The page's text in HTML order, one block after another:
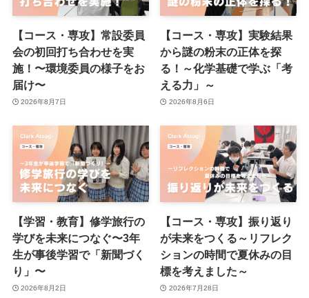
【コース・専攻】常設委員
会の初回打ち合わせを実
施！〜環境委員の様子をお
届け〜
2026年8月7日
【コース・専攻】実験結果
から謎の粉末の正体を探
る！～化学基礎で学ぶ「考
える力」～
2026年8月6日
【学習・教育】修学旅行の
学びを未来につなぐ〜3年
生が事後学習で「新聞づく
り」〜
2026年8月2日
【コース・専攻】振り返り
が未来をつくる～リフレク
ションの時間で夏休みの目
標を考えました～
2026年7月28日